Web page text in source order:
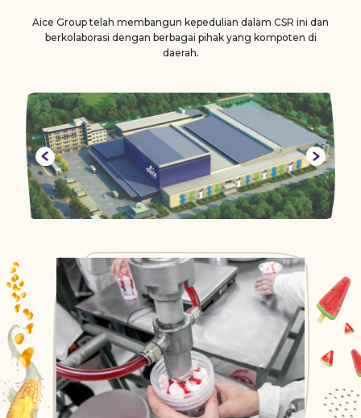
Aice Group telah membangun kepedulian dalam CSR ini dan
berkolaborasi dengan berbagai pihak yang kompoten di
daerah.